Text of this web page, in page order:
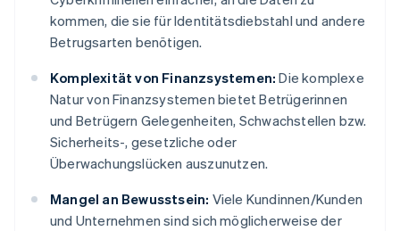
kommen, die sie für Identitätsdiebstahl und andere
Betrugsarten benötigen.
Komplexität von Finanzsystemen: Die komplexe
Natur von Finanzsystemen bietet Betrügerinnen
und Betrügern Gelegenheiten, Schwachstellen bzw.
Sicherheits-, gesetzliche oder
Überwachungslücken auszunutzen.
Mangel an Bewusstsein: Viele Kundinnen/Kunden
und Unternehmen sind sich möglicherweise der